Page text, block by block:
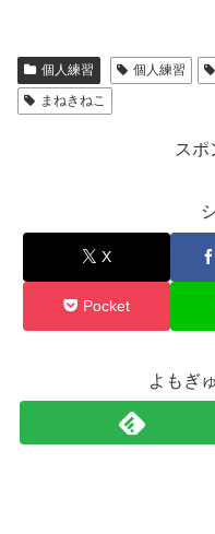
個人練習 個人練習
まねきねこ
スポ
X
Pocket
よもぎ